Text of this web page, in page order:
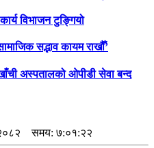
विभाजन टुङ्गियो
सद्भाव कायम राखौँ’
अस्पतालको ओपीडी सेवा बन्द
समय: ७:०१:२२